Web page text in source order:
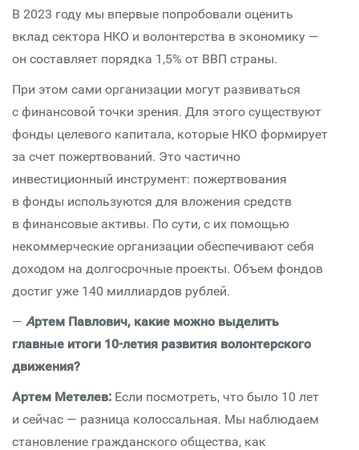
В 2023 году мы впервые попробовали оценить
вклад сектора НКО и волонтерства в экономику —
он составляет порядка 1,5% от ВВП страны.
При этом сами организации могут развиваться
с финансовой точки зрения. Для этого существуют
фонды целевого капитала, которые НКО формирует
за счет пожертвований. Это частично
инвестиционный инструмент: пожертвования
в фонды используются для вложения средств
в финансовые активы. По сути, с их помощью
некоммерческие организации обеспечивают себя
доходом на долгосрочные проекты. Объем фондов
достиг уже 140 миллиардов рублей.
— Артем Павлович, какие можно выделить
главные итоги 10-летия развития волонтерского
движения?
Артем Метелев: Если посмотреть, что было 10 лет
и сейчас — разница колоссальная. Мы наблюдаем
становление гражданского общества, как